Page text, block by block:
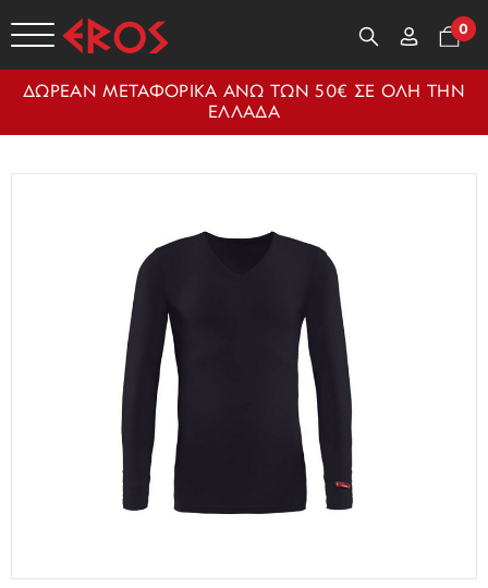
0
ΔΩΡΕΑΝ ΜΕΤΑΦΟΡΙΚΑ ΑΝΩ ΤΩΝ 50€ ΣΕ ΟΛΗ ΤΗΝ
ΕΛΛΑΔΑ